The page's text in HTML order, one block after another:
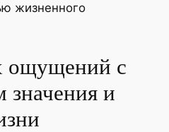
жизненного
ощущений с
значения и